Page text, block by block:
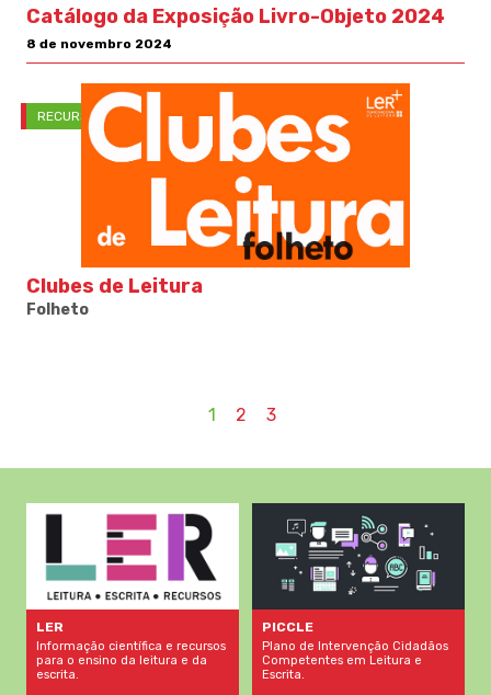
Catálogo da Exposição Livro-Objeto 2024
8 de novembro 2024
RECURSOS PNL
Clubes de Leitura
Folheto
1 2 3
LER
Informação científica e recursos
para o ensino da leitura e da
escrita.
PICCLE
Plano de Intervenção Cidadãos
Competentes em Leitura e
Escrita.